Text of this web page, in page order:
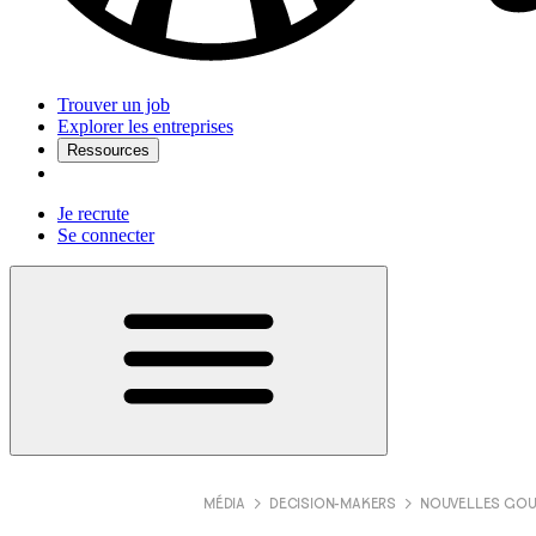
Trouver un job
Explorer les entreprises
Ressources
Je recrute
Se connecter
NOUVELLES
DECISION-MAKERS
MÉDIA